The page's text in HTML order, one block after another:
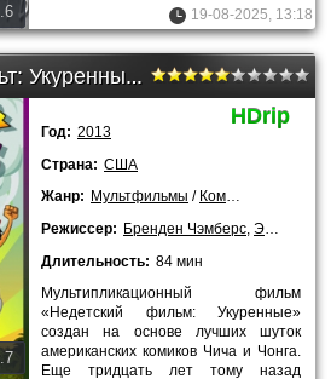
бессмысленности своего
существования. И
19-08-2025, 13:18
Недетский мульт: Укуренные (2013)
HDrip
Год: 2013
Страна: США
Жанр: Мультфильмы / Комедии
Режиссер: Бренден Чэмберс, Эрик Д. Чэмбер
Длительность: 84 мин
Мультипликационный фильм
«Недетский фильм: Укуренные»
создан на основе лучших шуток
американских комиков Чича и Чонга.
Еще тридцать лет тому назад